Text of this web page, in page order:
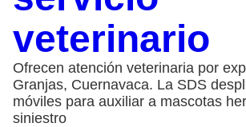
veterinario
Ofrecen atención veterinaria por
Granjas, Cuernavaca. La SDS
móviles para auxiliar a mascotas
siniestro